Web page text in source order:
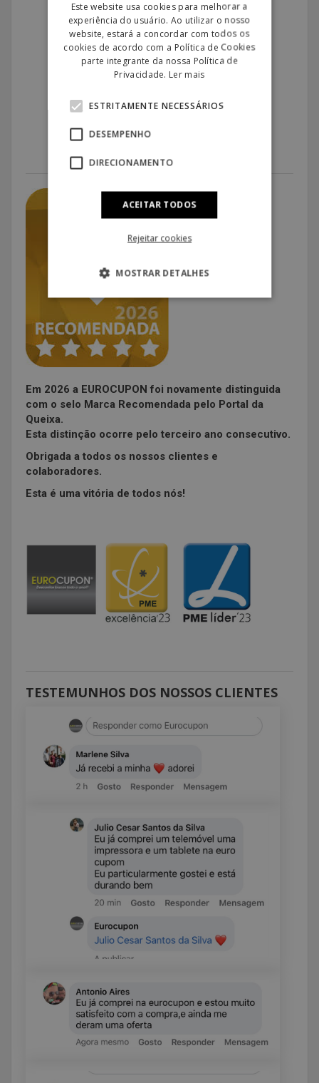
RESERVE JÁ
Em 2026 a EUROCUPON foi novamente distinguida
com o selo Marca Recomendada pelo Portal da
Queixa.
Esta distinção ocorre pelo terceiro ano consecutivo.
Obrigada a todos os nossos clientes e
colaboradores.
Esta é uma vitória de todos nós!
TESTEMUNHOS DOS NOSSOS CLIENTES
Este website usa cookies para melhorar a
experiência do usuário. Ao utilizar o nosso
website, estará a concordar com todos os
cookies de acordo com a Política de Cookies
parte integrante da nossa Política de
Privacidade. Ler mais
ESTRITAMENTE NECESSÁRIOS
DESEMPENHO
DIRECIONAMENTO
ACEITAR TODOS
Rejeitar cookies
MOSTRAR DETALHES